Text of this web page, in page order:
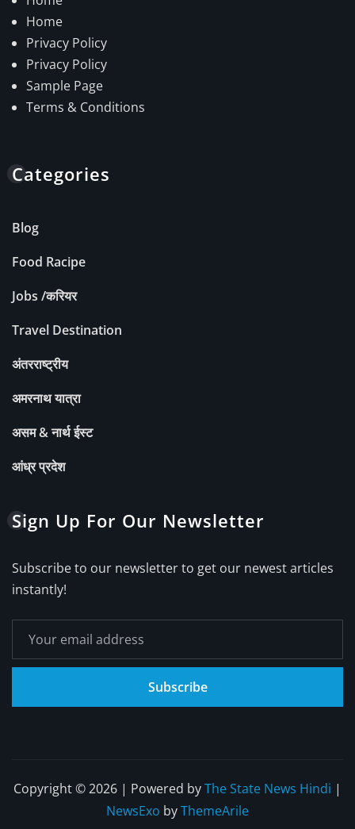
Home
Privacy Policy
Privacy Policy
Sample Page
Terms & Conditions
Categories
Blog
Food Racipe
Jobs /करियर
Travel Destination
अंतरराष्ट्रीय
अमरनाथ यात्रा
असम & नार्थ ईस्ट
आंध्र प्रदेश
Sign Up For Our Newsletter
Subscribe to our newsletter to get our newest articles
instantly!
Subscribe
Copyright © 2026 | Powered byThe State News Hindi |
NewsExo byThemeArile